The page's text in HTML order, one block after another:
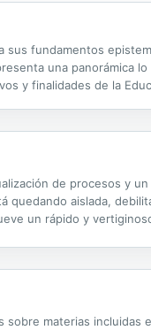
sus fundamentos
una panorámica lo
y finalidades de la
de procesos y un
aislada,
un rápido y
sobre materias incluidas